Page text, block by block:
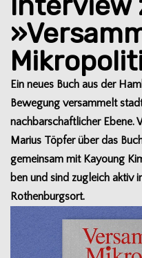
Ein neues Buch aus der
Bewegung ver­sam­melt
nach­bar­schaft­li­cher Ebene.
Marius Töp­fer über das
gemein­sam mit Kay­oung
ben und sind zugleich aktiv
Rothen­burg­sort.